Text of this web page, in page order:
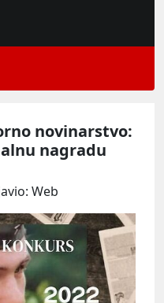
novinarstvo:
nagradu
Web